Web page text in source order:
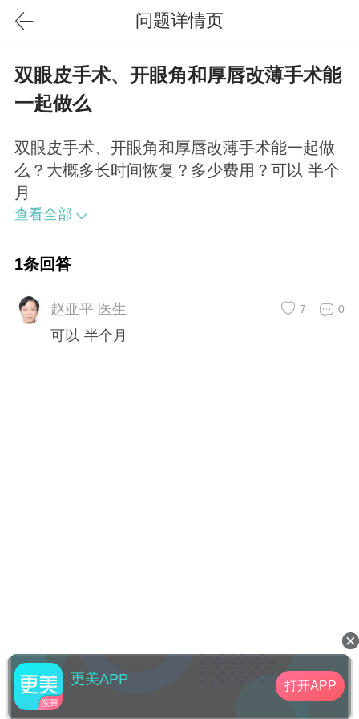
问题详情页
双眼皮手术、开眼角和厚唇改薄手术能
一起做么
双眼皮手术、开眼角和厚唇改薄手术能一起做
么？大概多长时间恢复？多少费用？可以 半个
月
查看全部
1条回答
赵亚平 医生 0
7
可以 半个月
更美APP 打开APP